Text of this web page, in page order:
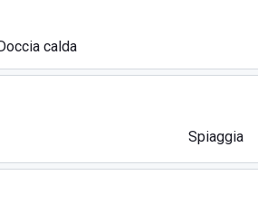
calda
Spiaggia